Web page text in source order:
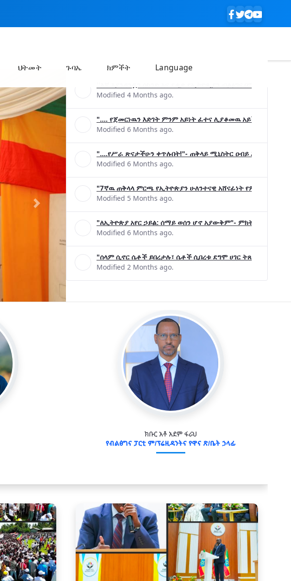
ህትመት ጉባኤ ክምችት Language
Next
Modified 4 Months ago.
".... የጀመርነዉን እድገት ምንም አይነት ፈተና ሊያቆመዉ አይችልም"-
Modified 6 Months ago.
"....የሥራ ጽናታችሁን ቀጥሉበት!"- ጠቅላይ ሚኒስትር ዐብይ አሕመድ (ዶ/ር)
Modified 6 Months ago.
"7ኛዉ ጠቅላላ ምርጫ የኢትዮጵያን ሁለንተናዊ አሸናፊነት የምናረጋግጥበት
Modified 5 Months ago.
"ለኢትዮጵያ አየር ኃይል: ሰማይ ወሰን ሆኖ አያውቅም"- ምክትል ጠቅላይ
Modified 6 Months ago.
"ሰላም ሲኖር ሴቶች ይበረታሉ፣ ሴቶች ሲበረቱ ደግሞ ሀገር ትጸናለች"- ዶ/ር
Modified 2 Months ago.
ክቡር አቶ አደም ፋራህ
የብልፅግና ፓርቲ ም/ፕሬዚዳንትና የዋና ጽ/ቤት ኃላፊ